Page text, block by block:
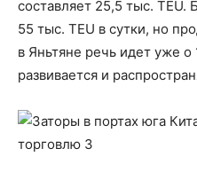
составляет 25,5 тыс. TEU.
55 тыс. TEU в сутки, но
в Яньтяне речь идет уже
развивается и